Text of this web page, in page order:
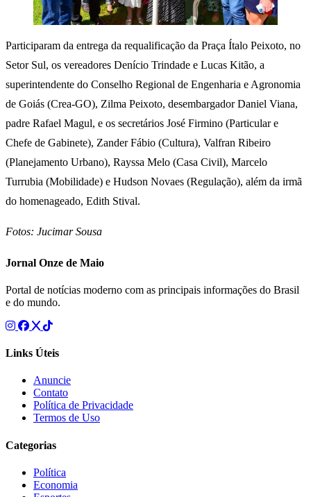
Participaram da entrega da requalificação da Praça Ítalo Peixoto, no
Setor Sul, os vereadores Denício Trindade e Lucas Kitão, a
superintendente do Conselho Regional de Engenharia e Agronomia
de Goiás (Crea-GO), Zilma Peixoto, desembargador Daniel Viana,
padre Rafael Magul, e os secretários José Firmino (Particular e
Chefe de Gabinete), Zander Fábio (Cultura), Valfran Ribeiro
(Planejamento Urbano), Rayssa Melo (Casa Civil), Marcelo
Turrubia (Mobilidade) e Hudson Novaes (Regulação), além da irmã
do homenageado, Edith Stival.
Fotos: Jucimar Sousa
Jornal Onze de Maio
Portal de notícias moderno com as principais informações do Brasil
e do mundo.
Links Úteis
Anuncie
Contato
Política de Privacidade
Termos de Uso
Categorias
Política
Economia